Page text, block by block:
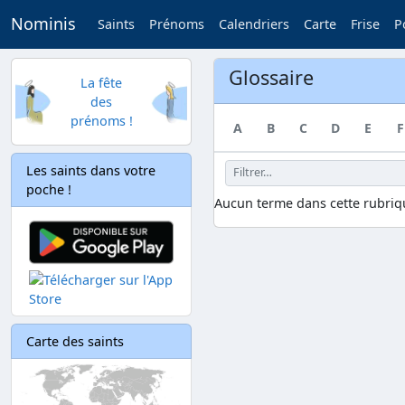
Nominis Saints Prénoms Calendriers Carte Frise
La fête
des
prénoms !
Les saints dans votre
poche !
Carte des saints
Glossaire
A B C D E F
Aucun terme dans cette